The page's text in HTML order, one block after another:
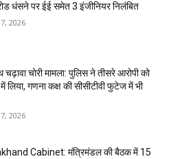
धंसने पर ईई समेत 3 इंजीनियर निलंबित
2026
चढ़ावा चोरी मामला: पुलिस ने तीसरे आरोपी को
में लिया, गणना कक्ष की सीसीटीवी फुटेज में भी
2026
Cabinet: मंत्रिमंडल की बैठक में 15